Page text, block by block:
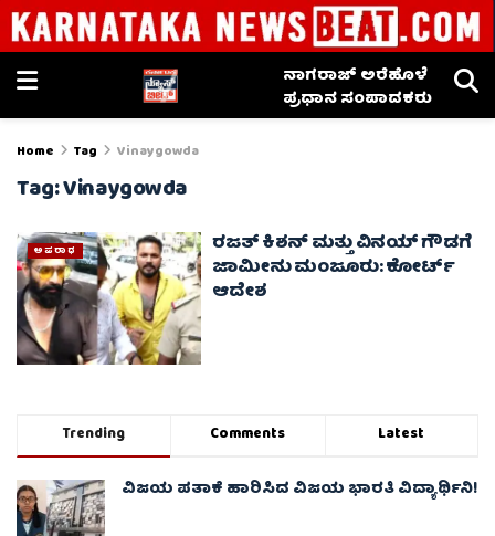
ನಾಗರಾಜ್ ಅರೆಹೊಳೆ
ಪ್ರಧಾನ ಸಂಪಾದಕರು
Home Tag Vinaygowda
Tag:Vinaygowda
ಅಪರಾಧ ರಜತ್ ಕಿಶನ್ ಮತ್ತು ವಿನಯ್ ಗೌಡಗೆ
ಜಾಮೀನು ಮಂಜೂರು: ಕೋರ್ಟ್
ಆದೇಶ
Trending Comments Latest
ವಿಜಯ ಪತಾಕೆ ಹಾರಿಸಿದ ವಿಜಯ ಭಾರತಿ ವಿದ್ಯಾರ್ಥಿನಿ!